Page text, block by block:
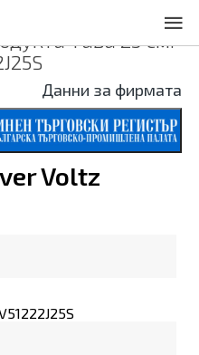
Тава 25 см.
Данни за фирмата
Voltz
продукти